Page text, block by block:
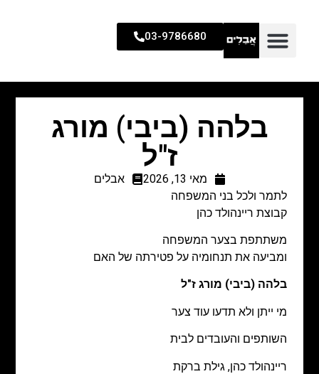
03-9786680
בלהה (ביבי) מורג
ז"ל
מאי 13, 2026
אבלים
לתמר ולכל בני המשפחה
קבוצת ריינהולד כהן
משתתפת בצער המשפחה
ומביעה את תנחומיה על פטירתה של האם
בלהה (ביבי) מורג ז"ל
מי ייתן ולא תדעו עוד צער
השותפים והעובדים לבית
ריינהולד כהן, גילת ברקת